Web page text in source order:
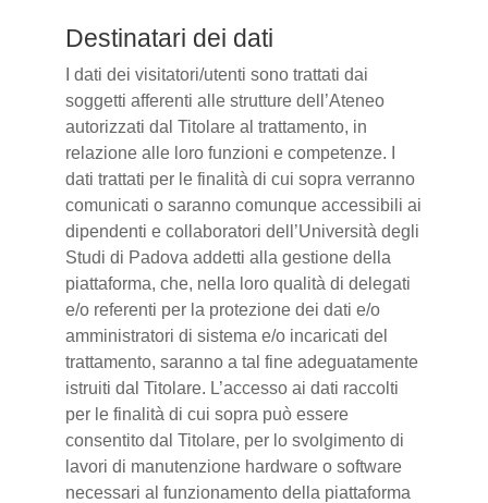
Destinatari dei dati
I dati dei visitatori/utenti sono trattati dai
soggetti afferenti alle strutture dell’Ateneo
autorizzati dal Titolare al trattamento, in
relazione alle loro funzioni e competenze. I
dati trattati per le finalità di cui sopra verranno
comunicati o saranno comunque accessibili ai
dipendenti e collaboratori dell’Università degli
Studi di Padova addetti alla gestione della
piattaforma, che, nella loro qualità di delegati
e/o referenti per la protezione dei dati e/o
amministratori di sistema e/o incaricati del
trattamento, saranno a tal fine adeguatamente
istruiti dal Titolare. L’accesso ai dati raccolti
per le finalità di cui sopra può essere
consentito dal Titolare, per lo svolgimento di
lavori di manutenzione hardware o software
necessari al funzionamento della piattaforma